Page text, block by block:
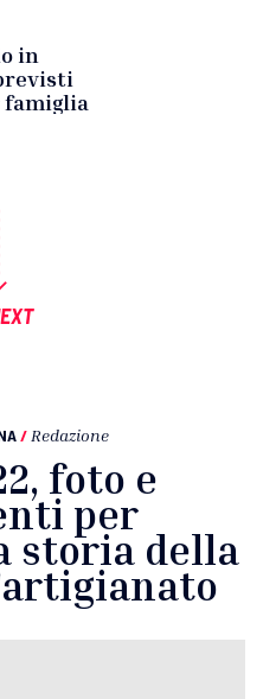
in
famiglia
/ Redazione
foto e
per
storia della